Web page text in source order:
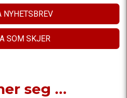
NYHETSBREV
SOM SKJER
seg …